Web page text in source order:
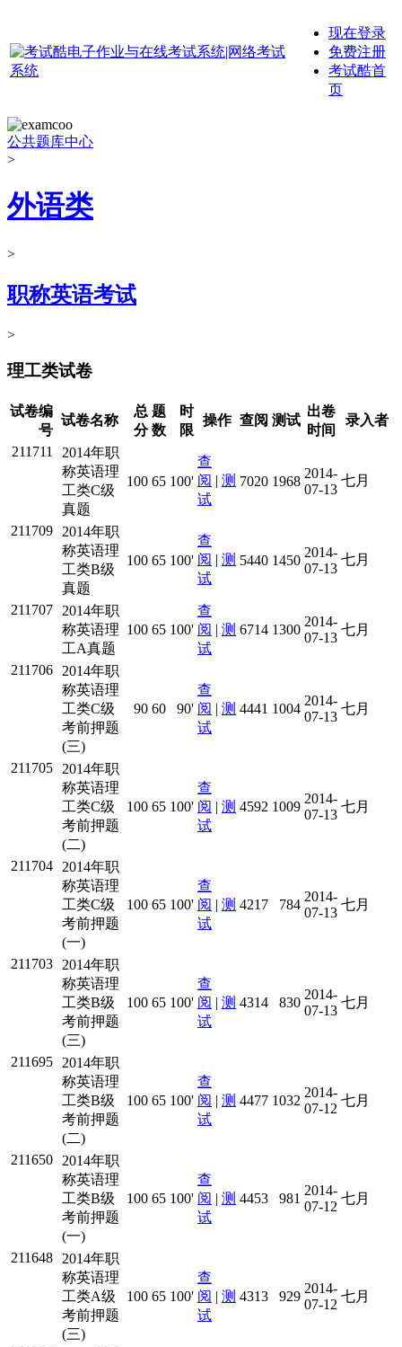
现在登录
免费注册
考试酷首
页
公共题库中心
>
外语类
>
职称英语考试
>
理工类试卷
试卷编
号
试卷名称
总
分
题
数
时
限
操作 查阅 测试
出卷
时间
录入者
211711
2014年职
称英语理
工类C级
真题
100 65 100'
查
阅 | 测
试
7020 1968
2014-
07-13
七月
211709
2014年职
称英语理
工类B级
真题
100 65 100'
查
阅 | 测
试
5440 1450
2014-
07-13
七月
211707
2014年职
称英语理
工A真题
100 65 100'
查
阅 | 测
试
6714 1300
2014-
07-13
七月
211706
2014年职
称英语理
工类C级
考前押题
(三)
90 60 90'
查
阅 | 测
试
4441 1004
2014-
07-13
七月
211705
2014年职
称英语理
工类C级
考前押题
(二)
100 65 100'
查
阅 | 测
试
4592 1009
2014-
07-13
七月
211704
2014年职
称英语理
工类C级
考前押题
(一)
100 65 100'
查
阅 | 测
试
4217 784
2014-
07-13
七月
211703
2014年职
称英语理
工类B级
考前押题
(三)
100 65 100'
查
阅 | 测
试
4314 830
2014-
07-13
七月
211695
2014年职
称英语理
工类B级
考前押题
(二)
100 65 100'
查
阅 | 测
试
4477 1032
2014-
07-12
七月
211650
2014年职
称英语理
工类B级
考前押题
(一)
100 65 100'
查
阅 | 测
试
4453 981
2014-
07-12
七月
211648
2014年职
称英语理
工类A级
考前押题
(三)
100 65 100'
查
阅 | 测
试
4313 929
2014-
07-12
七月